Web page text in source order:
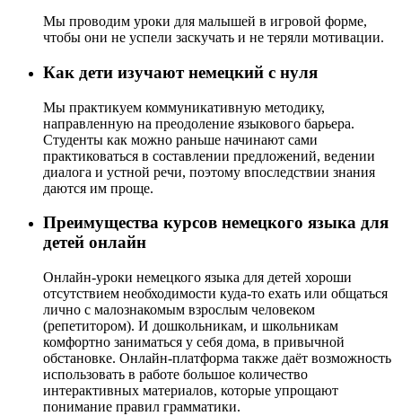
Мы проводим уроки для малышей в игровой форме,
чтобы они не успели заскучать и не теряли мотивации.
Как дети изучают немецкий с нуля
Мы практикуем коммуникативную методику,
направленную на преодоление языкового барьера.
Студенты как можно раньше начинают сами
практиковаться в составлении предложений, ведении
диалога и устной речи, поэтому впоследствии знания
даются им проще.
Преимущества курсов немецкого языка для
детей онлайн
Онлайн-уроки немецкого языка для детей хороши
отсутствием необходимости куда-то ехать или общаться
лично с малознакомым взрослым человеком
(репетитором). И дошкольникам, и школьникам
комфортно заниматься у себя дома, в привычной
обстановке. Онлайн-платформа также даёт возможность
использовать в работе большое количество
интерактивных материалов, которые упрощают
понимание правил грамматики.